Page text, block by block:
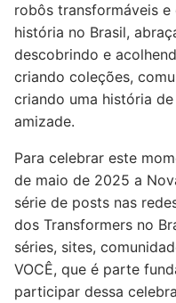
robôs transformáveis e
história no Brasil,
descobrindo e
criando coleções,
criando uma história
amizade.
Para celebrar este
de maio de 2025 a
série de posts nas
dos Transformers no
séries, sites,
VOCÊ, que é parte
participar dessa